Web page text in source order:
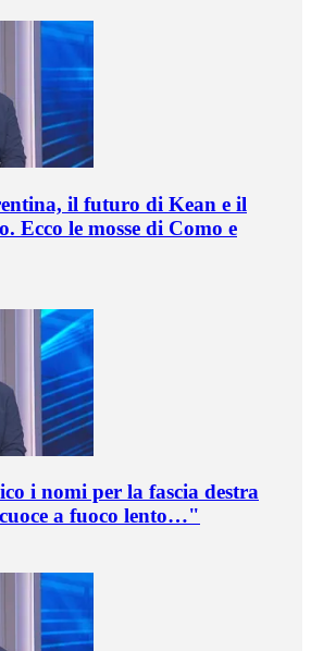
il futuro di Kean e il
Ecco le mosse di Como e
i nomi per la fascia destra
a fuoco lento…"